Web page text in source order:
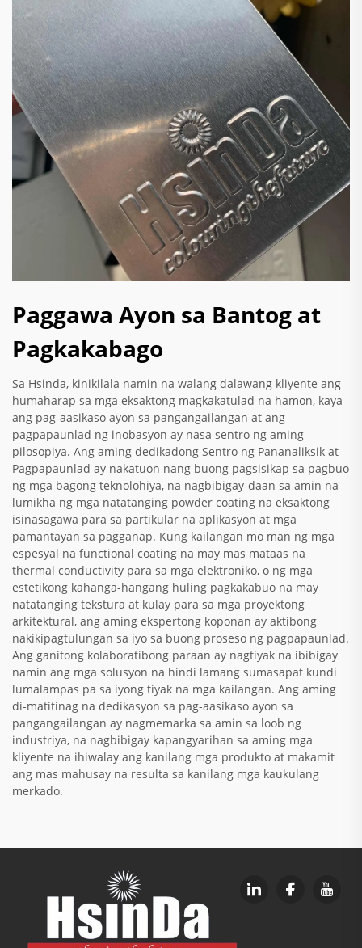
Paggawa Ayon sa Bantog at
Pagkakabago
Sa Hsinda, kinikilala namin na walang dalawang kliyente ang
humaharap sa mga eksaktong magkakatulad na hamon, kaya
ang pag-aasikaso ayon sa pangangailangan at ang
pagpapaunlad ng inobasyon ay nasa sentro ng aming
pilosopiya. Ang aming dedikadong Sentro ng Pananaliksik at
Pagpapaunlad ay nakatuon nang buong pagsisikap sa pagbuo
ng mga bagong teknolohiya, na nagbibigay-daan sa amin na
lumikha ng mga natatanging powder coating na eksaktong
isinasagawa para sa partikular na aplikasyon at mga
pamantayan sa pagganap. Kung kailangan mo man ng mga
espesyal na functional coating na may mas mataas na
thermal conductivity para sa mga elektroniko, o ng mga
estetikong kahanga-hangang huling pagkakabuo na may
natatanging tekstura at kulay para sa mga proyektong
arkitektural, ang aming ekspertong koponan ay aktibong
nakikipagtulungan sa iyo sa buong proseso ng pagpapaunlad.
Ang ganitong kolaboratibong paraan ay nagtiyak na ibibigay
namin ang mga solusyon na hindi lamang sumasapat kundi
lumalampas pa sa iyong tiyak na mga kailangan. Ang aming
di-matitinag na dedikasyon sa pag-aasikaso ayon sa
pangangailangan ay nagmemarka sa amin sa loob ng
industriya, na nagbibigay kapangyarihan sa aming mga
kliyente na ihiwalay ang kanilang mga produkto at makamit
ang mas mahusay na resulta sa kanilang mga kaukulang
merkado.